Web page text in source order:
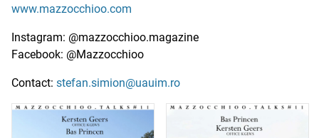
www.mazzocchioo.com
Instagram: @mazzocchioo.magazine
Facebook: @Mazzocchioo
Contact: stefan.simion@uauim.ro